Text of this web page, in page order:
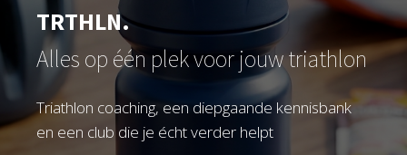
TRTHLN.
Alles op één plek voor jouw triathlon
Triathlon coaching, een diepgaande kennisbank
en een club die je écht verder helpt
om
Ze
gebruikt